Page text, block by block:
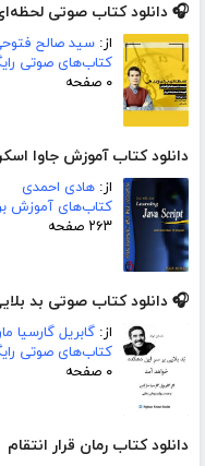
🎧 دانلود کتاب صوتی
از: سید صالح
کتاب‌های صوتی
۰ صفحه
دانلود کتاب آموزش جاوا
از: هادی احمدی
کتاب‌های آموزش
۲۶۳ صفحه
🎧 دانلود کتاب صوتی بد
از: گابریل گارسیا
کتاب‌های صوتی
۰ صفحه
دانلود کتاب رمان قرار انتقام